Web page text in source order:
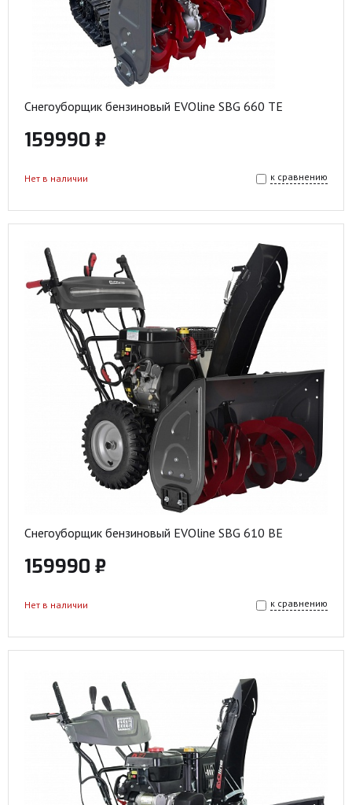
Снегоуборщик бензиновый EVOline SBG 660 TE
159990 ₽
к сравнению
Нет в наличии
Снегоуборщик бензиновый EVOline SBG 610 BE
159990 ₽
к сравнению
Нет в наличии